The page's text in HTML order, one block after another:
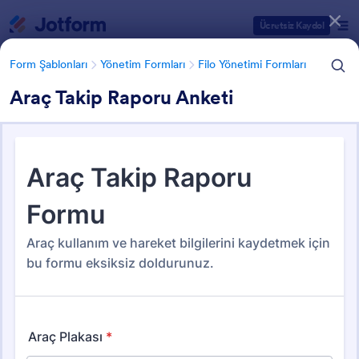
Ücretsiz Kaydol
Form Şablonları Yönetim Formları Filo Yönetimi Formları
Araç Takip Raporu Anketi
Form Şablonları Yönetim Formları Filo Yönetimi Formları
Filo Yönetimi Formları
Form Şablonu Kategorileri